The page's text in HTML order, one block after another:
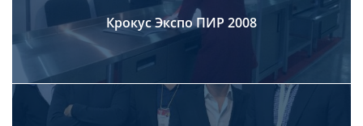
Крокус Экспо ПИР 2008